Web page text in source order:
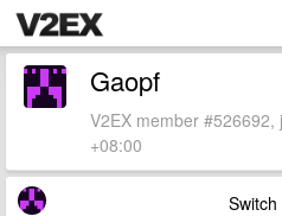
Gaopf
V2EX member
+08:00